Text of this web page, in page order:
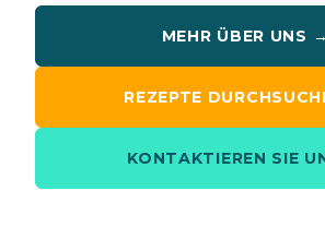
MEHR ÜBER UNS →
REZEPTE
KONTAKTIEREN SIE